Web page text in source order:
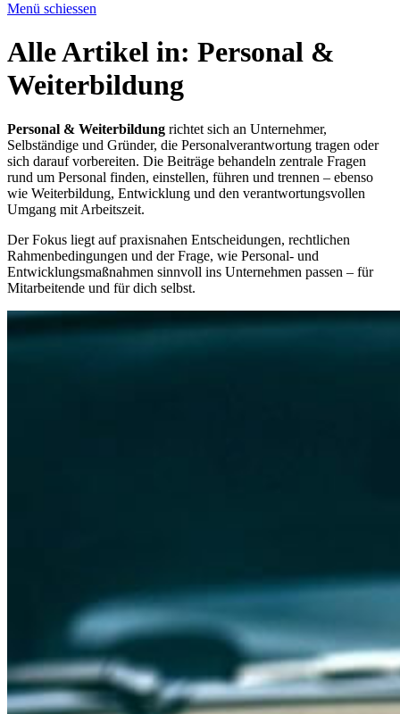
Menü schiessen
Alle Artikel in: Personal &
Weiterbildung
Personal & Weiterbildung richtet sich an Unternehmer,
Selbständige und Gründer, die Personalverantwortung tragen oder
sich darauf vorbereiten. Die Beiträge behandeln zentrale Fragen
rund um Personal finden, einstellen, führen und trennen – ebenso
wie Weiterbildung, Entwicklung und den verantwortungsvollen
Umgang mit Arbeitszeit.
Der Fokus liegt auf praxisnahen Entscheidungen, rechtlichen
Rahmenbedingungen und der Frage, wie Personal- und
Entwicklungsmaßnahmen sinnvoll ins Unternehmen passen – für
Mitarbeitende und für dich selbst.